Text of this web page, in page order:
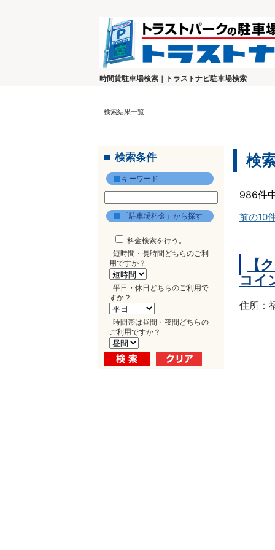
時間貸駐車場検索｜トラストナビ駐車場検索
検索結果一覧
検索条件
キーワード
「駐車場料金」から探す
料金検索を行う。
短時間・長時間どちらのご利
用ですか？
平日・休日どちらのご利用で
すか？
時間帯は昼間・夜間どちらの
ご利用ですか？
検
986件
前の10
【
コイ
住所：